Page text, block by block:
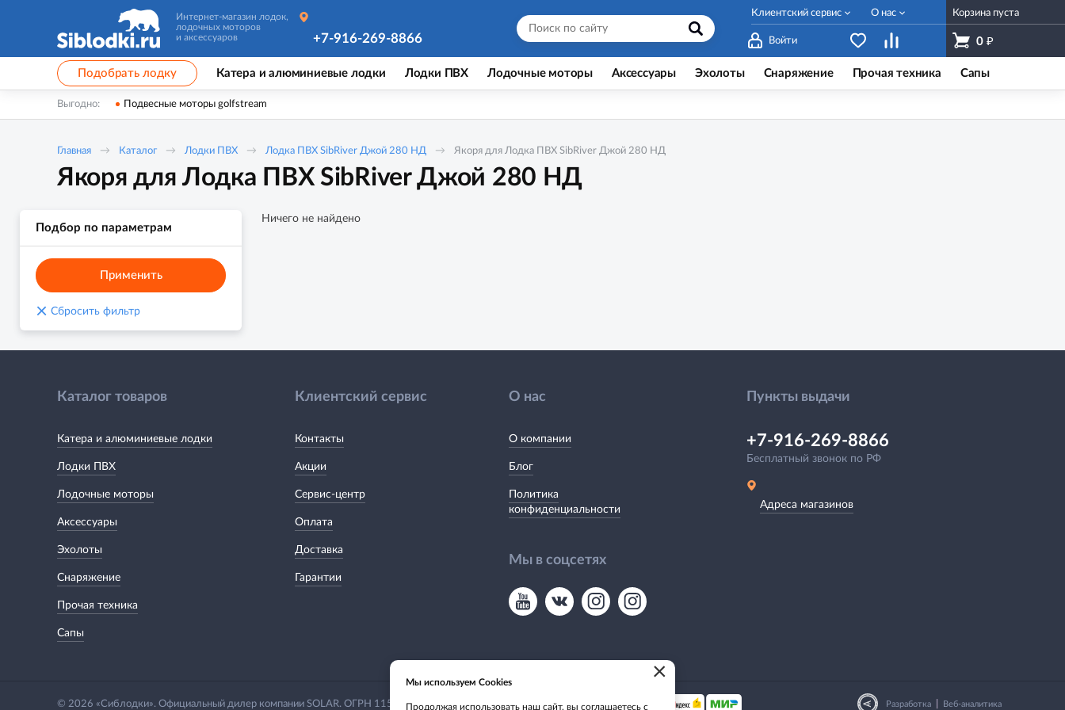
Интернет-магазин лодок,
лодочных моторов
и аксессуаров
Войти
Корзина пуста
0 ₽
+7-916-269-8866
Клиентский сервис О нас
Подобрать лодку Катера и алюминиевые лодки Лодки ПВХ Лодочные моторы Аксессуары Эхолоты Снаряжение Прочая техника Сапы
Выгодно: Подвесные моторы golfstream
Главная Каталог Лодки ПВХ Лодка ПВХ SibRiver Джой 280 НД Якоря для Лодка ПВХ SibRiver Джой 280 НД
Якоря для Лодка ПВХ SibRiver Джой 280 НД
Подбор по параметрам
Применить
× Сбросить фильтр
Ничего не найдено
Каталог товаров
Катера и алюминиевые лодки
Лодки ПВХ
Лодочные моторы
Аксессуары
Эхолоты
Снаряжение
Прочая техника
Сапы
Клиентский сервис
Контакты
Акции
Сервис-центр
Оплата
Доставка
Гарантии
О нас
О компании
Блог
Политика
конфиденциальности
Мы в соцсетях
Пункты выдачи
+7-916-269-8866
Бесплатный звонок по РФ
Адреса магазинов
© 2026 «Сиблодки». Официальный дилер компании SOLAR. ОГРН 1155476135649 Мы принимаем: Разработка Веб-аналитика
×
Мы используем Cookies
Продолжая использовать наш сайт, вы соглашаетесь с